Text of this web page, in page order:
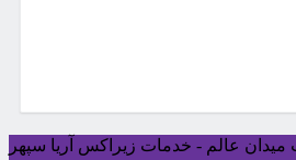
میدان عالم - خدمات زیراکس آریا سپهر